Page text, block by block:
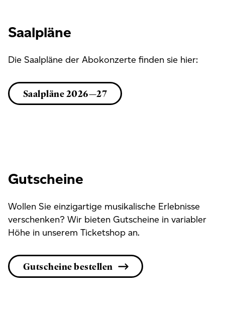
Saalpläne
Die Saalpläne der Abokonzerte finden sie hier:
Saalpläne 2026—27
Gutscheine
Wollen Sie einzigartige musikalische Erlebnisse
verschenken? Wir bieten Gutscheine in variabler
Höhe in unserem Ticketshop an.
Gutscheine bestellen